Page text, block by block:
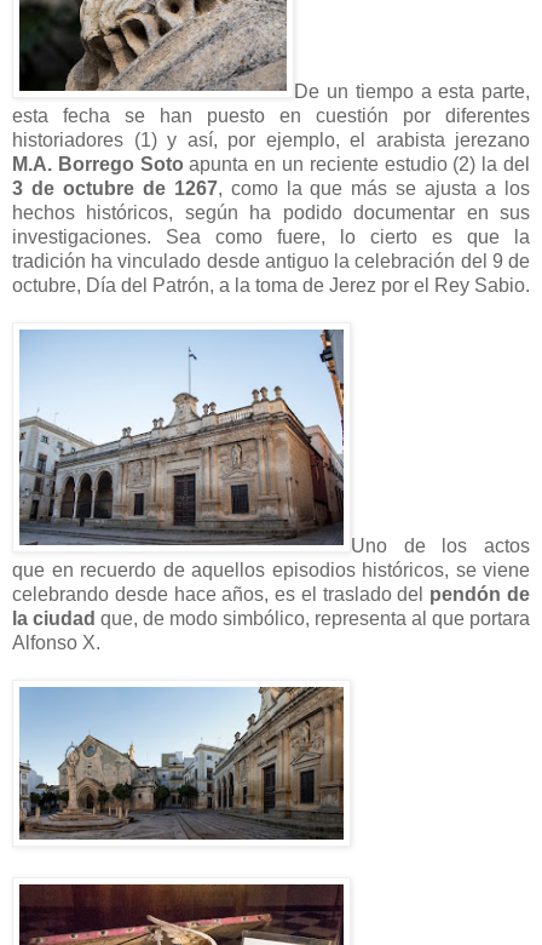
De un tiempo a esta parte,
esta fecha se han puesto en cuestión por diferentes
historiadores (1) y así, por ejemplo, el arabista jerezano
M.A. Borrego Soto apunta en un reciente estudio (2) la del
3 de octubre de 1267, como la que más se ajusta a los
hechos históricos, según ha podido documentar en sus
investigaciones. Sea como fuere, lo cierto es que la
tradición ha vinculado desde antiguo la celebración del 9 de
octubre, Día del Patrón, a la toma de Jerez por el Rey Sabio.
Uno de los actos
que en recuerdo de aquellos episodios históricos, se viene
celebrando desde hace años, es el traslado del pendón de
la ciudad que, de modo simbólico, representa al que portara
Alfonso X.